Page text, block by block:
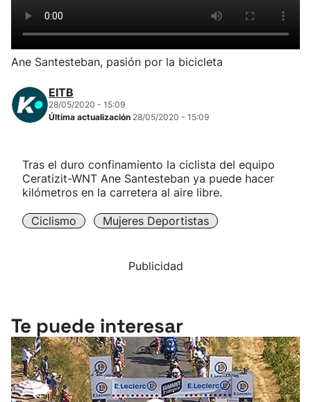
Herri-kirolak
Balonmano
Kirolak 360
Carreras de montaña
Más deportes
Ane Santesteban, pasión por la bicicleta
EITB
28/05/2020 - 15:09
Última actualización 28/05/2020 - 15:09
Tras el duro confinamiento la ciclista del equipo
Ceratizit-WNT Ane Santesteban ya puede hacer
kilómetros en la carretera al aire libre.
Ciclismo Mujeres Deportistas
Publicidad
Te puede interesar